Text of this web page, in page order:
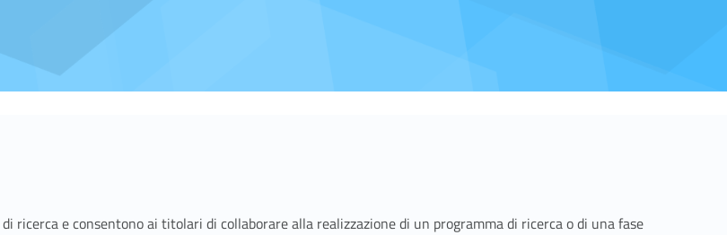
ricerca e consentono ai titolari di collaborare alla realizzazione di un programma di ricerca o di una fase